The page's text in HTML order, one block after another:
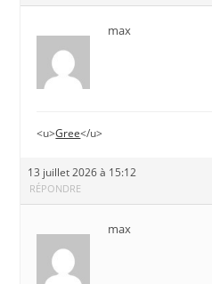
max
<u>Gree</u>
13 juillet 2026 à 15:12
RÉPONDRE
max